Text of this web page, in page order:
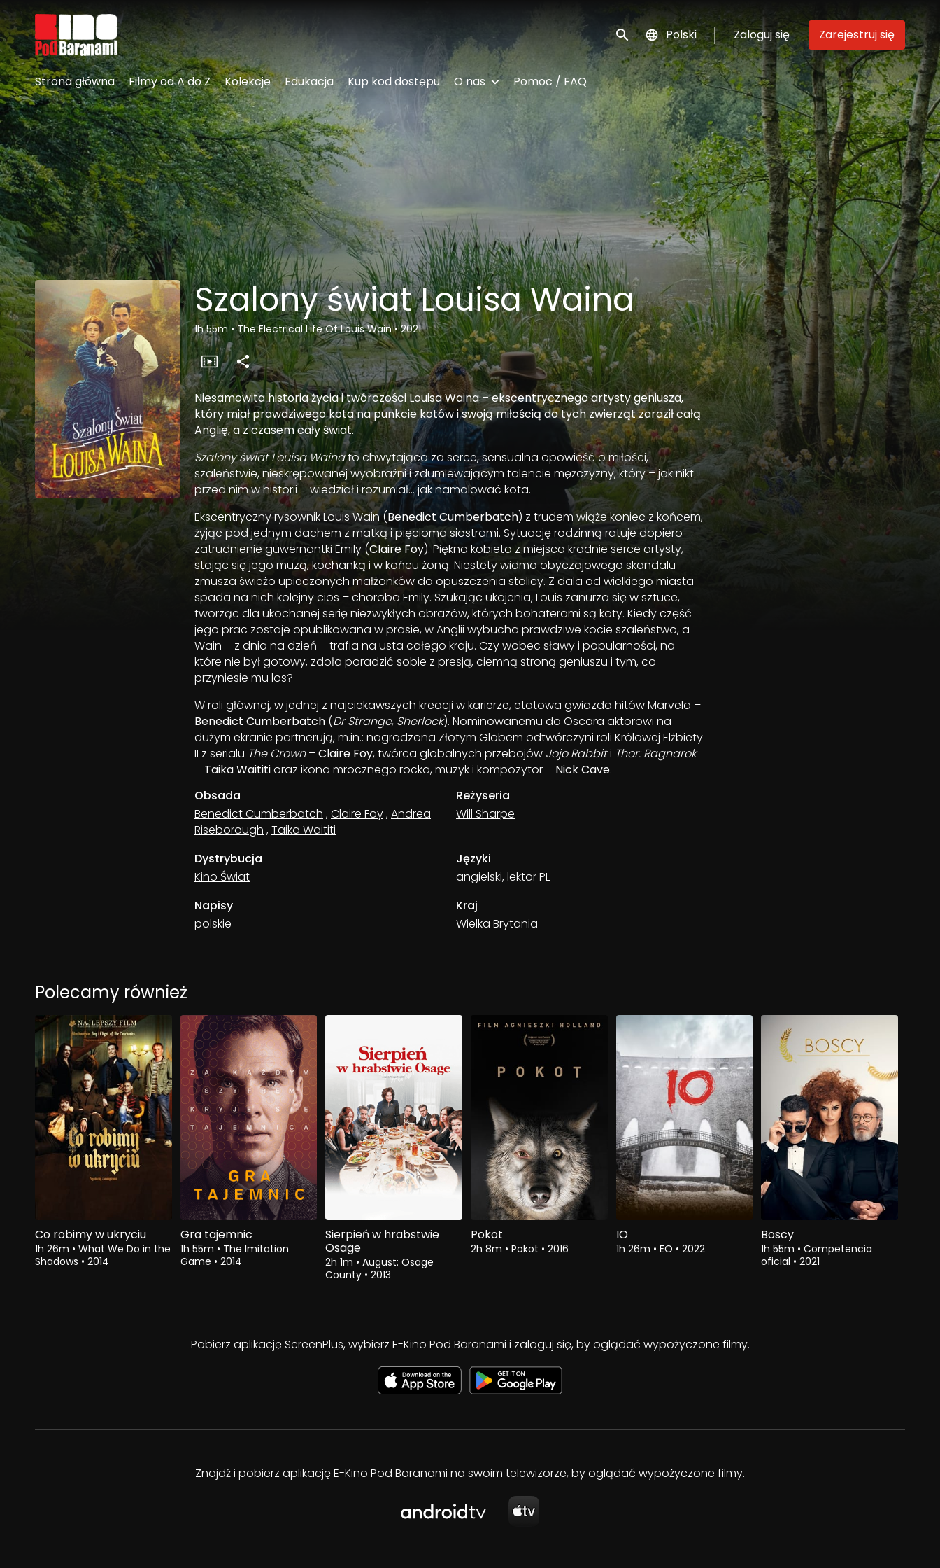
Linki ułatwień dostępu
Wyszukaj Polski Zaloguj się Zarejestruj się
Strona główna Filmy od A do Z Kolekcje Edukacja Kup kod dostępu O nas Pomoc / FAQ
Szalony świat Louisa Waina
1h 55m • The Electrical Life Of Louis Wain• 2021
Niesamowita historia życia i twórczości Louisa Waina – ekscentrycznego artysty geniusza,
który miał prawdziwego kota na punkcie kotów i swoją miłością do tych zwierząt zaraził całą
Anglię, a z czasem cały świat.
Szalony świat Louisa Wainato chwytająca za serce, sensualna opowieść o miłości,
szaleństwie, nieskrępowanej wyobraźni i zdumiewającym talencie mężczyzny, który – jak nikt
przed nim w historii – wiedział i rozumiał… jak namalować kota.
Ekscentryczny rysownik Louis Wain (Benedict Cumberbatch) z trudem wiąże koniec z końcem,
żyjąc pod jednym dachem z matką i pięcioma siostrami. Sytuację rodzinną ratuje dopiero
zatrudnienie guwernantki Emily (Claire Foy). Piękna kobieta z miejsca kradnie serce artysty,
stając się jego muzą, kochanką i w końcu żoną. Niestety widmo obyczajowego skandalu
zmusza świeżo upieczonych małżonków do opuszczenia stolicy. Z dala od wielkiego miasta
spada na nich kolejny cios – choroba Emily. Szukając ukojenia, Louis zanurza się w sztuce,
tworząc dla ukochanej serię niezwykłych obrazów, których bohaterami są koty. Kiedy część
jego prac zostaje opublikowana w prasie, w Anglii wybucha prawdziwe kocie szaleństwo, a
Wain – z dnia na dzień – trafia na usta całego kraju. Czy wobec sławy i popularności, na
które nie był gotowy, zdoła poradzić sobie z presją, ciemną stroną geniuszu i tym, co
przyniesie mu los?
W roli głównej, w jednej z najciekawszych kreacji w karierze, etatowa gwiazda hitów Marvela –
Benedict Cumberbatch (Dr Strange, Sherlock). Nominowanemu do Oscara aktorowi na
dużym ekranie partnerują, m.in.: nagrodzona Złotym Globem odtwórczyni roli Królowej Elżbiety
II z serialu The Crown–Claire Foy, twórca globalnych przebojów Jojo Rabbiti Thor: Ragnarok
– Taika Waititioraz ikona mrocznego rocka, muzyk i kompozytor – Nick Cave.
Obsada
Benedict Cumberbatch ,Claire Foy,Andrea
Riseborough ,Taika Waititi
Reżyseria
Will Sharpe
Dystrybucja
Kino Świat
Języki
angielski, lektor PL
Napisy
polskie
Kraj
Wielka Brytania
Polecamy również
Co robimy w ukryciu
1h 26m • What We Do in the
Shadows • 2014
Gra tajemnic
1h 55m • The Imitation
Game • 2014
Sierpień w hrabstwie
Osage
2h 1m • August: Osage
County • 2013
Pokot
2h 8m • Pokot • 2016
IO
1h 26m • EO • 2022
Boscy
1h 55m • Competencia
oficial • 2021
Pobierz aplikację ScreenPlus, wybierz E-Kino Pod Baranami i zaloguj się, by oglądać wypożyczone filmy.
Znajdź i pobierz aplikację E-Kino Pod Baranami na swoim telewizorze, by oglądać wypożyczone filmy.